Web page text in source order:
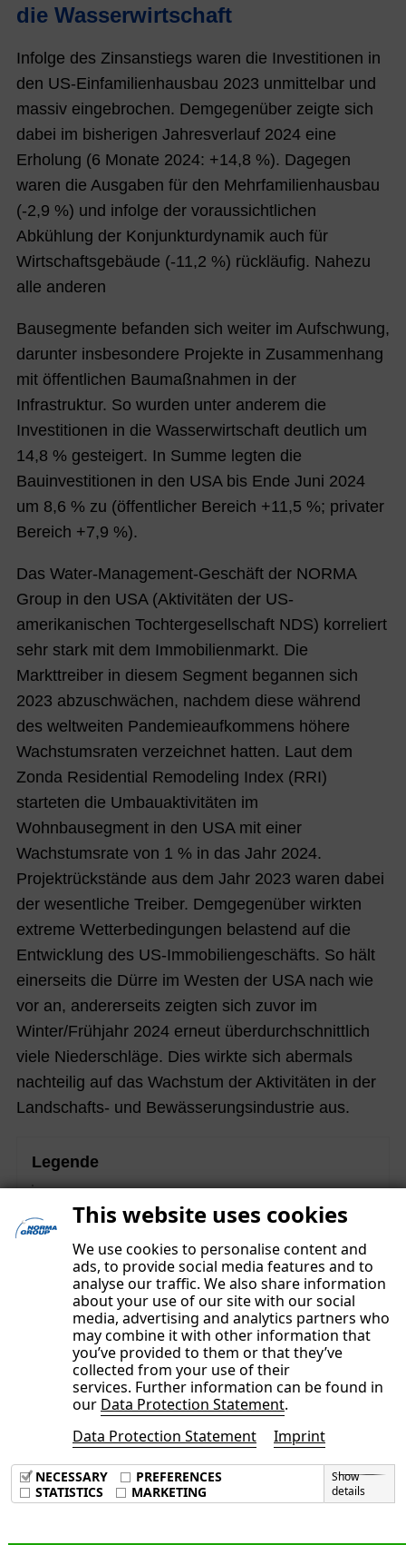
This website uses cookies
We use cookies to personalise content and
ads, to provide social media features and to
analyse our traffic. We also share information
about your use of our site with our social
media, advertising and analytics partners who
may combine it with other information that
you’ve provided to them or that they’ve
collected from your use of their
services. Further information can be found in
our Data Protection Statement.
Data Protection Statement
Imprint
NECESSARY
PREFERENCES
STATISTICS
MARKETING
Show
details
die Wasserwirtschaft
Infolge des Zinsanstiegs waren die Investitionen in
den US-Einfamilienhausbau 2023 unmittelbar und
massiv eingebrochen. Demgegenüber zeigte sich
dabei im bisherigen Jahresverlauf 2024 eine
Erholung (6 Monate 2024: +14,8 %). Dagegen
waren die Ausgaben für den Mehrfamilienhausbau
(-2,9 %) und infolge der voraussichtlichen
Abkühlung der Konjunkturdynamik auch für
Wirtschaftsgebäude (-11,2 %) rückläufig. Nahezu
alle anderen
Bausegmente befanden sich weiter im Aufschwung,
darunter insbesondere Projekte in Zusammenhang
mit öffentlichen Baumaßnahmen in der
Infrastruktur. So wurden unter anderem die
Investitionen in die Wasserwirtschaft deutlich um
14,8 % gesteigert. In Summe legten die
Bauinvestitionen in den USA bis Ende Juni 2024
um 8,6 % zu (öffentlicher Bereich +11,5 %; privater
Bereich +7,9 %).
Das Water-Management-Geschäft der NORMA
Group in den USA (Aktivitäten der US-
amerikanischen Tochtergesellschaft NDS) korreliert
sehr stark mit dem Immobilienmarkt. Die
Markttreiber in diesem Segment begannen sich
2023 abzuschwächen, nachdem diese während
des weltweiten Pandemieaufkommens höhere
Wachstumsraten verzeichnet hatten. Laut dem
Zonda Residential Remodeling Index (RRI)
starteten die Umbauaktivitäten im
Wohnbausegment in den USA mit einer
Wachstumsrate von 1 % in das Jahr 2024.
Projektrückstände aus dem Jahr 2023 waren dabei
der wesentliche Treiber. Demgegenüber wirkten
extreme Wetterbedingungen belastend auf die
Entwicklung des US-Immobiliengeschäfts. So hält
einerseits die Dürre im Westen der USA nach wie
vor an, andererseits zeigten sich zuvor im
Winter/Frühjahr 2024 erneut überdurchschnittlich
viele Niederschläge. Dies wirkte sich abermals
nachteilig auf das Wachstum der Aktivitäten in der
Landschafts- und Bewässerungsindustrie aus.
Legende
Konzernberichts und unterlagen einer gesonderten
Prüfung mit begrenzter Sicherheit („limited assurance“).
Imprint
Data Privacy Policy
Terms & Conditions